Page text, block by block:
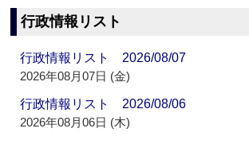
行政情報リスト
行政情報リスト 2026/08/07
2026年08月07日 (金)
行政情報リスト 2026/08/06
2026年08月06日 (木)